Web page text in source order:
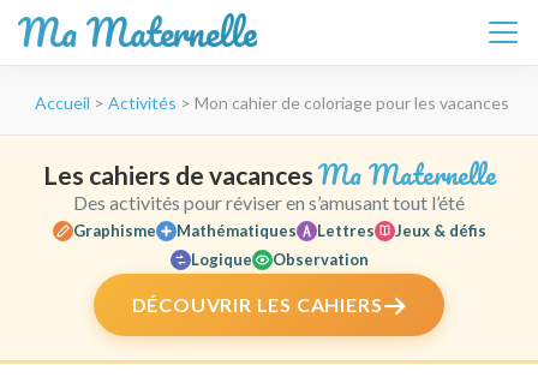
Ma Maternelle
(Pressez
Entrée)
Accueil > Activités > Mon cahier de coloriage pour les vacances
Les cahiers de vacances Ma Maternelle
Des activités pour réviser en s’amusant tout l’été
Graphisme Mathématiques Lettres
Jeux & défis
Logique
Observation
DÉCOUVRIR LES CAHIERS